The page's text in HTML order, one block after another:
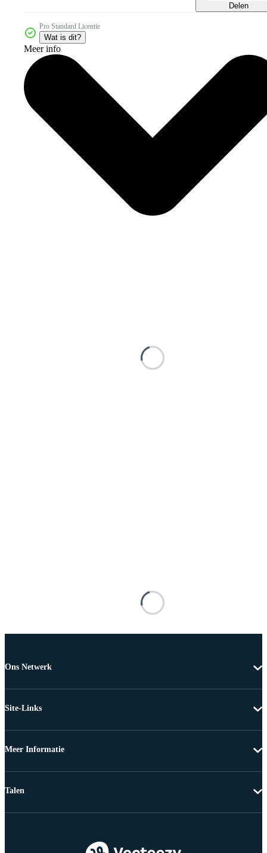
Delen
Pro Standard Licentie
Wat is dit?
Meer info
Ons Netwerk
Site-Links
Meer Informatie
Talen